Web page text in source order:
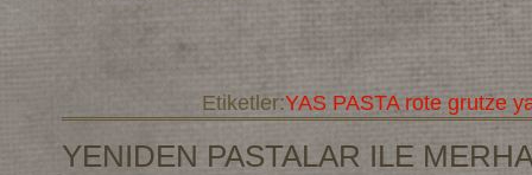
Etiketler:YAS PASTA rote grutze
YENIDEN PASTALAR ILE